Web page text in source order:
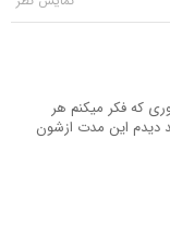
که فکر میکنم هر
دیدم این مدت ازشون